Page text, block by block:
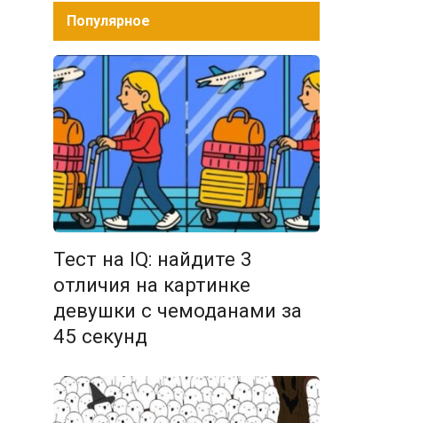
Популярное
Тест на IQ: найдите 3
отличия на картинке
девушки с чемоданами за
45 секунд